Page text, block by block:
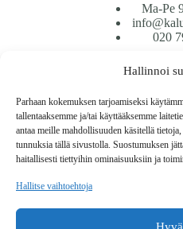
Hallinnoi
Parhaan kokemuksen tarjoamiseksi
tallentaaksemme ja/tai käyttääksemme
antaa meille mahdollisuuden käsitellä
tunnuksia tällä sivustolla. Suostumuksen
haitallisesti tiettyihin ominaisuuksiin ja
Hallitse vaihtoehtoja
Ma-Pe
020
Tavarantoimitus
Vaihto